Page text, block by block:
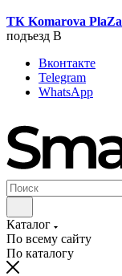
ТК Komarova PlaZa
подъезд В
Вконтакте
Telegram
WhatsApp
Каталог
По всему сайту
По каталогу